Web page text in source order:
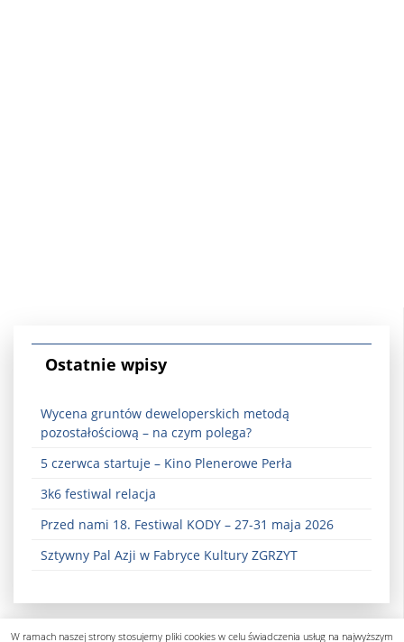
Ostatnie wpisy
Wycena gruntów deweloperskich metodą
pozostałościową – na czym polega?
5 czerwca startuje – Kino Plenerowe Perła
3k6 festiwal relacja
Przed nami 18. Festiwal KODY – 27-31 maja 2026
Sztywny Pal Azji w Fabryce Kultury ZGRZYT
W ramach naszej strony stosujemy pliki cookies w celu świadczenia usług na najwyższym